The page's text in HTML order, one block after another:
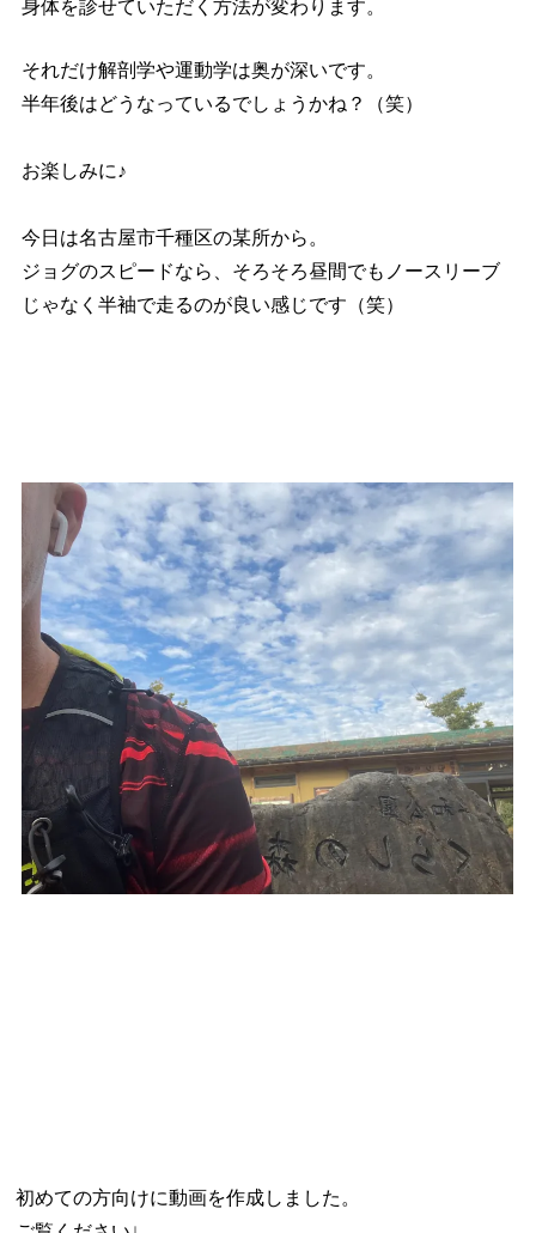
身体を診せていただく方法が変わります。
それだけ解剖学や運動学は奥が深いです。
半年後はどうなっているでしょうかね？（笑）
お楽しみに♪
今日は名古屋市千種区の某所から。
ジョグのスピードなら、そろそろ昼間でもノースリーブ
じゃなく半袖で走るのが良い感じです（笑）
初めての方向けに動画を作成しました。